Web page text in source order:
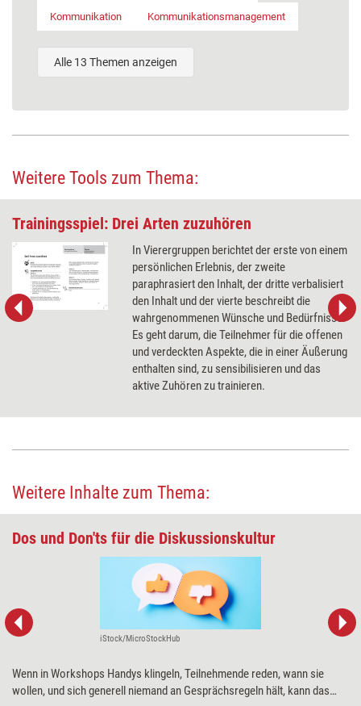
Kommunikation Kommunikationsmanagement
Alle 13 Themen anzeigen
Weitere Tools zum Thema:
Trainingsspiel: Drei Arten zuzuhören
In Vierergruppen berichtet der erste von einem
persönlichen Erlebnis, der zweite
paraphrasiert den Inhalt, der dritte verbalisiert
den Inhalt und der vierte beschreibt die
wahrgenommenen Wünsche und Bedürfnisse.
Es geht darum, die Teilnehmer für die offenen
und verdeckten Aspekte, die in einer Äußerung
enthalten sind, zu sensibilisieren und das
aktive Zuhören zu trainieren.
Weitere Inhalte zum Thema:
Dos und Don'ts für die Diskussionskultur
iStock/MicroStockHub
Wenn in Workshops Handys klingeln, Teilnehmende reden, wann sie
wollen, und sich generell niemand an Gesprächsregeln hält, kann das